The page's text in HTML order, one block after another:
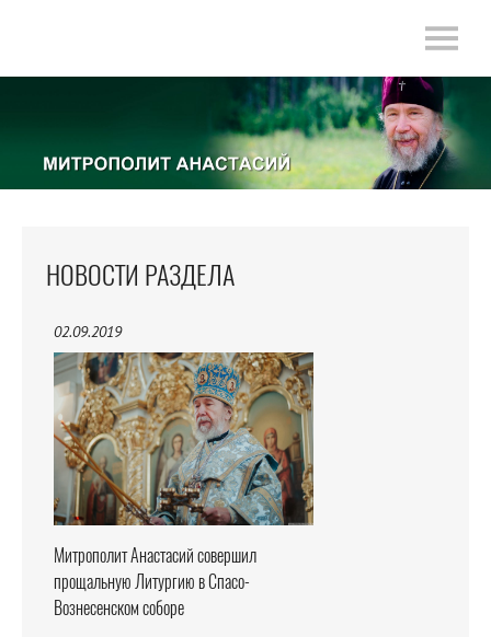
НОВОСТИ РАЗДЕЛА
02.09.2019
Митрополит Анастасий совершил
прощальную Литургию в Спасо-
Вознесенском соборе